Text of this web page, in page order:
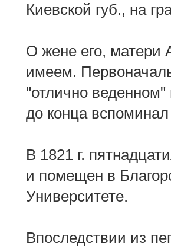
Киевской губ., на
О жене его, матери
имеем.
"отлично
до конца
В 1821 г.
и помещен в
Университете.
Впоследствии из